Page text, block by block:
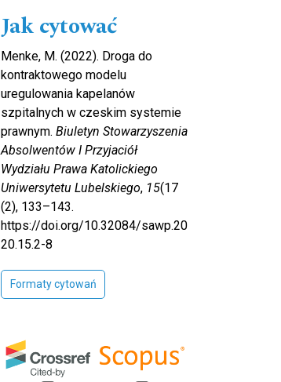
Jak cytować
Menke, M. (2022). Droga do
kontraktowego modelu
uregulowania kapelanów
szpitalnych w czeskim systemie
prawnym. Biuletyn Stowarzyszenia
Absolwentów I Przyjaciół
Wydziału Prawa Katolickiego
Uniwersytetu Lubelskiego, 15(17
(2), 133–143.
https://doi.org/10.32084/sawp.20
20.15.2-8
Formaty cytowań